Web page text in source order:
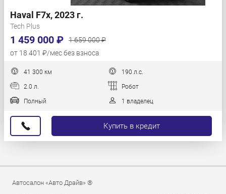
Haval F7x, 2023 г.
Tech Plus
1 459 000 ₽
1 659 000 ₽
от 18 401 ₽/мес без взноса
41 300 км 190 л.с.
2.0 л. Робот
Полный 1 владелец
Купить в кредит
Автосалон «Авто Драйв» ®